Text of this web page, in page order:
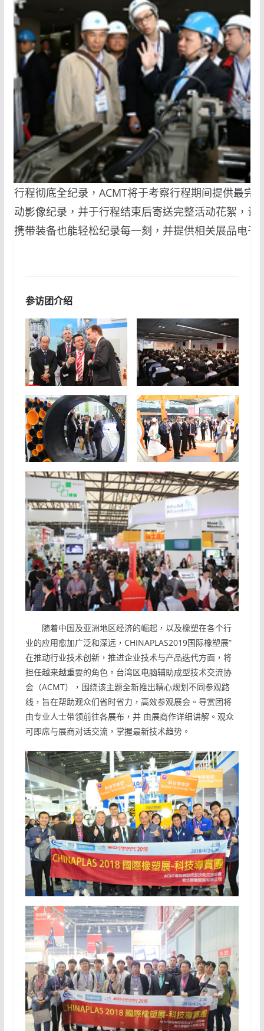
察行程彻底全纪录，ACMT将于考察行程期间提供最完
活动影像纪录，并于行程结束后寄送完整活动花絮，让
用携带装备也能轻松纪录每一刻，并提供相关展品电子
参访团介绍
随着中国及亚洲地区经济的崛起，以及橡塑在各个行
业的应用愈加广泛和深远，CHINAPLAS2019国际橡塑展”
在推动行业技术创新，推进企业技术与产品迭代方面，将
担任越来越重要的角色。台湾区电脑辅助成型技术交流协
会（ACMT），围绕该主题全新推出精心规划不同参观路
线，旨在帮助观众们省时省力，高效参观展会。导赏团将
由专业人士带领前往各展布，并 由展商作详细讲解。观众
可即席与展商对话交流，掌握最新技术趋势。